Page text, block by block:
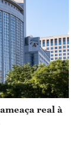
real à